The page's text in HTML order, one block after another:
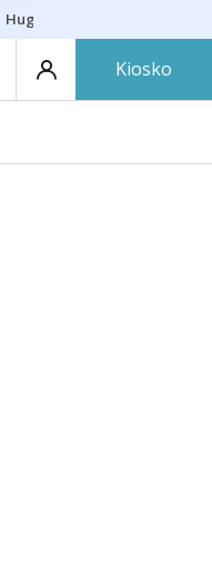
Hugo Rincón
Kiosko